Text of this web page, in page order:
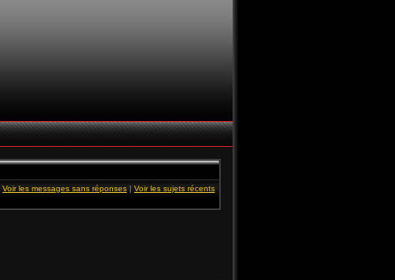
Voir les messages sans réponses | Voir les sujets récents